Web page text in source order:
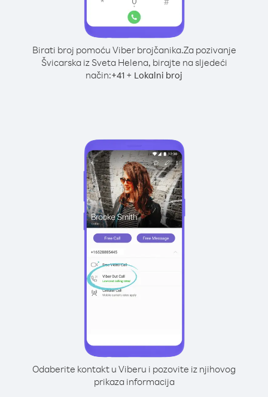
Birati broj pomoću Viber brojčanika.Za pozivanje
Švicarska iz Sveta Helena, birajte na sljedeći
način:+41 + Lokalni broj
Odaberite kontakt u Viberu i pozovite iz njihovog
prikaza informacija